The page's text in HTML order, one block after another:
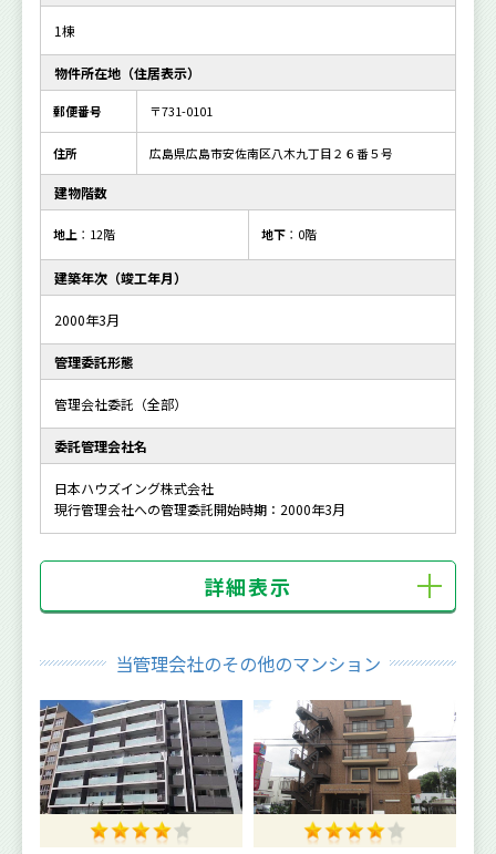
1棟
物件所在地（住居表示）
郵便番号 〒731-0101
住所 広島県広島市安佐南区八木九丁目２６番５号
建物階数
地上 ：12階 地下：0階
建築年次（竣工年月）
2000年3月
管理委託形態
管理会社委託（全部）
委託管理会社名
日本ハウズイング株式会社
現行管理会社への管理委託開始時期：2000年3月
詳細表示
当管理会社のその他のマンション